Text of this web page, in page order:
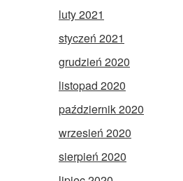
luty 2021
styczeń 2021
grudzień 2020
listopad 2020
październik 2020
wrzesień 2020
sierpień 2020